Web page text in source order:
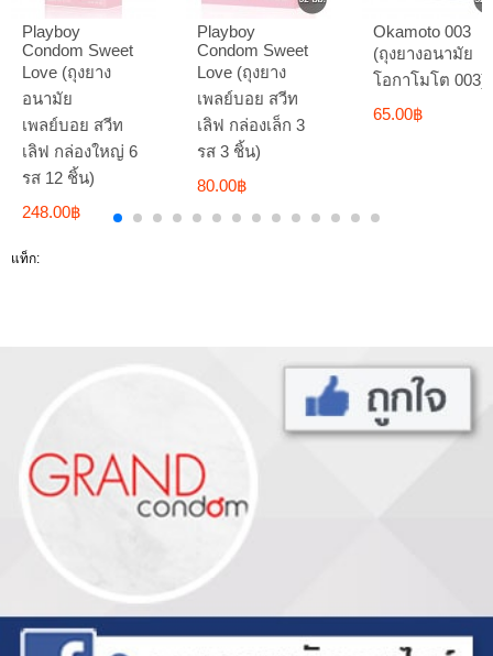
Playboy
Condom Sweet
Love (ถุงยาง
อนามัย
เพลย์บอย สวีท
เลิฟ กล่องใหญ่ 6
รส 12 ชิ้น)
248.00฿
Playboy
Condom Sweet
Love (ถุงยาง
เพลย์บอย สวีท
เลิฟ กล่องเล็ก 3
รส 3 ชิ้น)
80.00฿
Okamoto 003
(ถุงยางอนามัย
โอกาโมโต 003)
65.00฿
แท็ก: